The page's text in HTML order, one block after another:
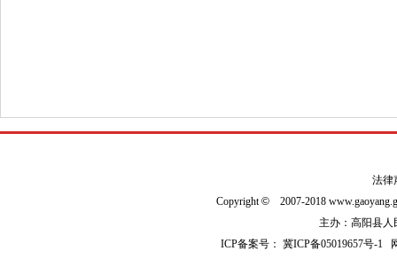
法律
Copyright© 2007-2018
主办：高阳县人
ICP备案号：冀ICP备05019657号-1